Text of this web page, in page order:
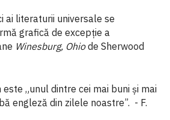
ai literaturii universale se
grafică de excepție a
Winesburg, Ohiode Sherwood
este „unul dintre cei mai buni și mai
engleză din zilele noastre”. - F.